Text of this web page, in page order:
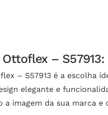
Ottoflex –
– S57913 é a escolha
elegante e
a imagem da sua marca